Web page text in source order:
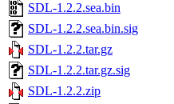
SDL-1.2.2.sea.bin
SDL-1.2.2.sea.bin.sig
SDL-1.2.2.tar.gz
SDL-1.2.2.tar.gz.sig
SDL-1.2.2.zip